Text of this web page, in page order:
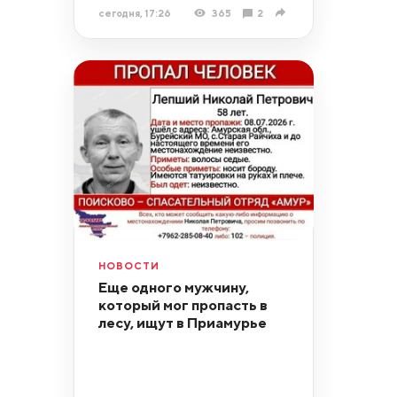
сегодня, 17:26 365 2
НОВОСТИ
Еще одного мужчину,
который мог пропасть в
лесу, ищут в Приамурье